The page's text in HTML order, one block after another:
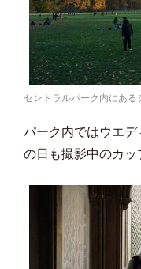
セントラルパーク内にある
パーク内ではウエデ
の日も撮影中のカッ